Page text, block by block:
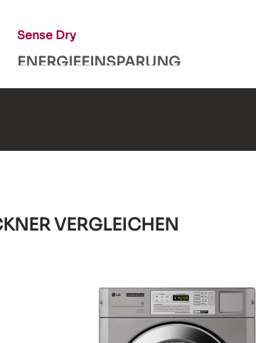
Sense Dry
ENERGIEEINSPARUNG
Der Temperatur- und
VERGLEICHEN